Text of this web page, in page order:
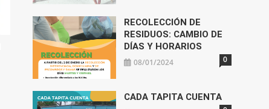
RECOLECCIÓN DE
RESIDUOS: CAMBIO DE
DÍAS Y HORARIOS
08/01/2024 0
CADA TAPITA CUENTA